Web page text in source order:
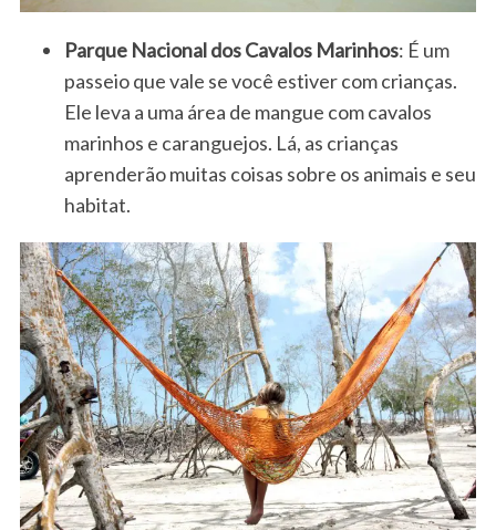
Parque Nacional dos Cavalos Marinhos: É um
passeio que vale se você estiver com crianças.
Ele leva a uma área de mangue com cavalos
marinhos e caranguejos. Lá, as crianças
aprenderão muitas coisas sobre os animais e seu
habitat.